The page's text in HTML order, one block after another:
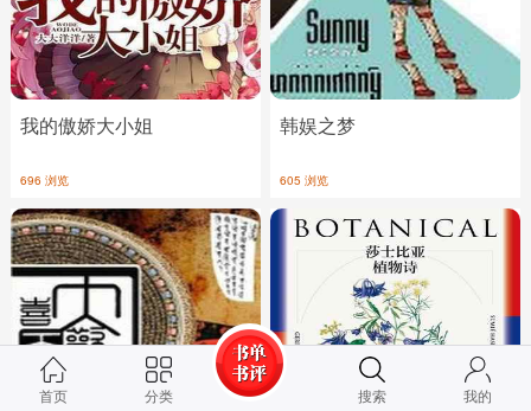
我的傲娇大小姐
696 浏览
韩娱之梦
605 浏览
首页 分类 搜索 我的